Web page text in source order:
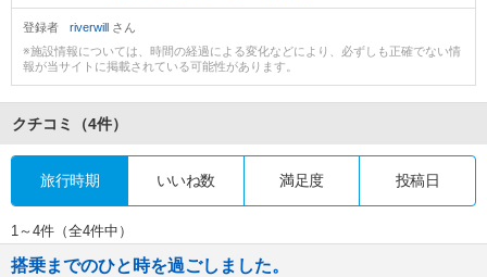
登録者 riverwill さん
※施設情報については、時間の経過による変化などにより、必ずしも正確でない情
報が当サイトに掲載されている可能性があります。
クチコミ （4件）
旅行時期 いいね数 満足度 投稿日
1～4件（全4件中）
搭乗までのひと時を過ごしました。